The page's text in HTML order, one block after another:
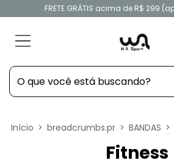
FRETE GRÁTIS acima de R$ 299
Início > breadcrumbs.pr > BANDAS >
Fitness